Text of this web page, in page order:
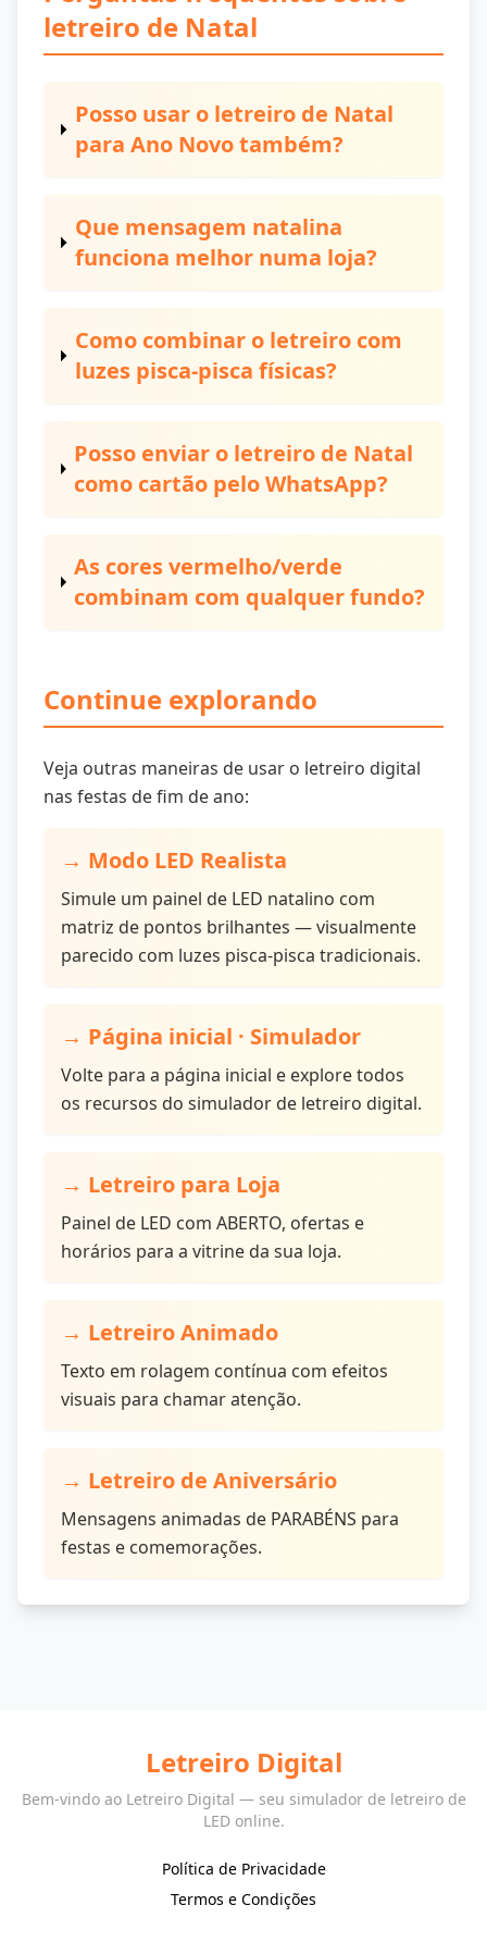
letreiro de Natal
Posso usar o letreiro de Natal
para Ano Novo também?
Que mensagem natalina
funciona melhor numa loja?
Como combinar o letreiro com
luzes pisca-pisca físicas?
Posso enviar o letreiro de Natal
como cartão pelo WhatsApp?
As cores vermelho/verde
combinam com qualquer fundo?
Continue explorando
Veja outras maneiras de usar o letreiro digital
nas festas de fim de ano:
→ Modo LED Realista
Simule um painel de LED natalino com
matriz de pontos brilhantes — visualmente
parecido com luzes pisca-pisca tradicionais.
→ Página inicial · Simulador
Volte para a página inicial e explore todos
os recursos do simulador de letreiro digital.
→ Letreiro para Loja
Painel de LED com ABERTO, ofertas e
horários para a vitrine da sua loja.
→ Letreiro Animado
Texto em rolagem contínua com efeitos
visuais para chamar atenção.
→ Letreiro de Aniversário
Mensagens animadas de PARABÉNS para
festas e comemorações.
Letreiro Digital
Bem-vindo ao Letreiro Digital — seu simulador de letreiro de
LED online.
Política de Privacidade
Termos e Condições